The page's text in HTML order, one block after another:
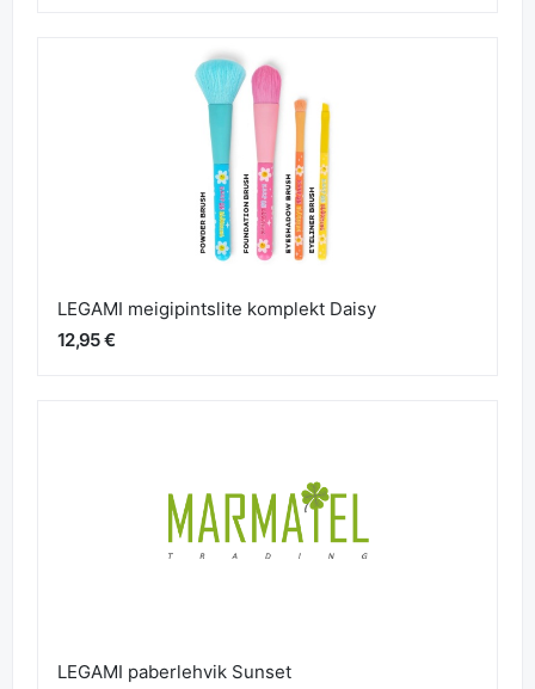
LEGAMI meigipintslite komplekt Daisy
12,95 €
LEGAMI paberlehvik Sunset